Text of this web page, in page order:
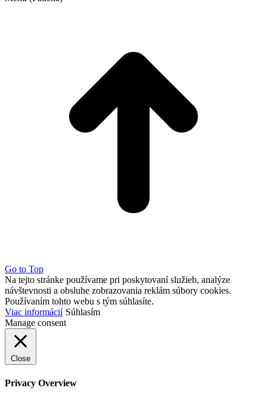
Go to Top
Na tejto stránke používame pri poskytovaní služieb, analýze
návštevnosti a obsluhe zobrazovania reklám súbory cookies.
Používaním tohto webu s tým súhlasíte.
Viac informácií Súhlasím
Manage consent
Close
Privacy Overview